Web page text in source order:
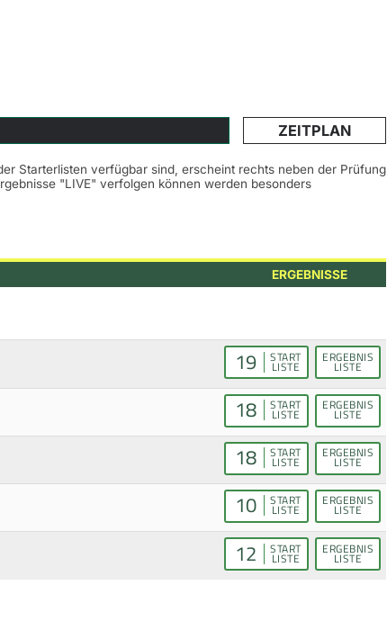
ZEITPLAN
Starterlisten verfügbar sind, erscheint rechts neben der Prüfung
"LIVE" verfolgen können werden besonders
ERGEBNISSE
19 START
LISTE
ERGEBNIS
LISTE
18 START
LISTE
ERGEBNIS
LISTE
18 START
LISTE
ERGEBNIS
LISTE
10 START
LISTE
ERGEBNIS
LISTE
12 START
LISTE
ERGEBNIS
LISTE